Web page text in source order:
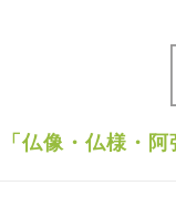
「仏像・仏様・